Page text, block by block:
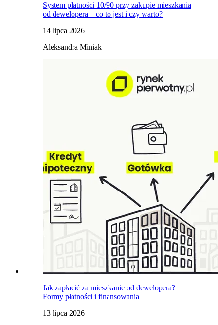
System płatności 10/90 przy zakupie mieszkania
od dewelopera – co to jest i czy warto?
14 lipca 2026
Aleksandra Miniak
Jak zapłacić za mieszkanie od dewelopera?
Formy płatności i finansowania
13 lipca 2026